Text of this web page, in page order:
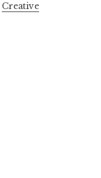
Creative